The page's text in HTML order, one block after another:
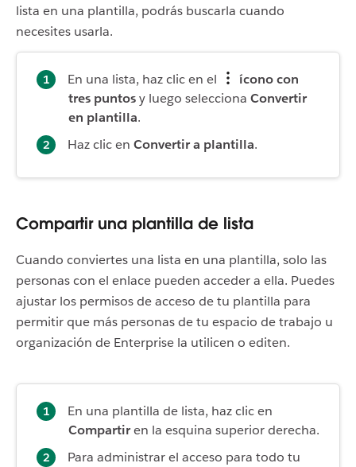
lista en una plantilla, podrás buscarla cuando
necesites usarla.
En una lista, haz clic en el
ícono con
tres puntosy luego selecciona Convertir
en plantilla.
Haz clic en Convertir a plantilla.
Compartir una plantilla de lista
Cuando conviertes una lista en una plantilla, solo las
personas con el enlace pueden acceder a ella. Puedes
ajustar los permisos de acceso de tu plantilla para
permitir que más personas de tu espacio de trabajo u
organización de Enterprise la utilicen o editen.
En una plantilla de lista, haz clic en
Compartiren la esquina superior derecha.
Para administrar el acceso para todo tu